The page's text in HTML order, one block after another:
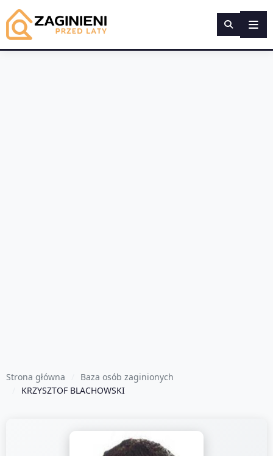
Strona główna
Baza osób zaginionych
KRZYSZTOF BLACHOWSKI